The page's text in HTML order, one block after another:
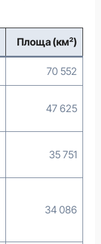
Площа (км²)
70 552
47 625
35 751
34 086